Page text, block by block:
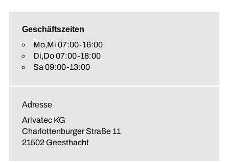
Geschäftszeiten
Mo,Mi 07:00-16:00
Di,Do 07:00-18:00
Sa 09:00-13:00
Adresse
Arivatec KG
Charlottenburger Straße 11
21502 Geesthacht